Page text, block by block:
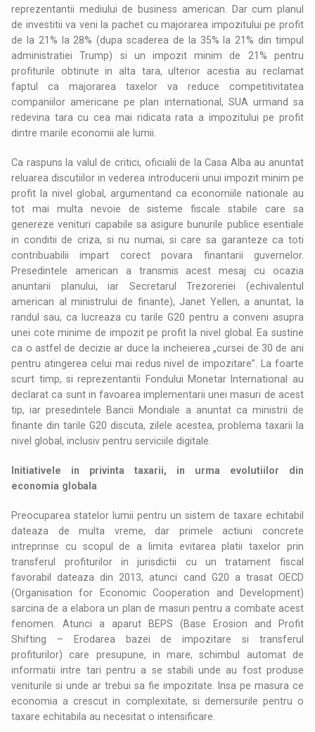
reprezentantii mediului de business american. Dar cum planul
de investitii va veni la pachet cu majorarea impozitului pe profit
de la 21% la 28% (dupa scaderea de la 35% la 21% din timpul
administratiei Trump) si un impozit minim de 21% pentru
profiturile obtinute in alta tara, ulterior acestia au reclamat
faptul ca majorarea taxelor va reduce competitivitatea
companiilor americane pe plan international, SUA urmand sa
redevina tara cu cea mai ridicata rata a impozitului pe profit
dintre marile economii ale lumii.
Ca raspuns la valul de critici, oficialii de la Casa Alba au anuntat
reluarea discutiilor in vederea introducerii unui impozit minim pe
profit la nivel global, argumentand ca economiile nationale au
tot mai multa nevoie de sisteme fiscale stabile care sa
genereze venituri capabile sa asigure bunurile publice esentiale
in conditii de criza, si nu numai, si care sa garanteze ca toti
contribuabilii impart corect povara finantarii guvernelor.
Presedintele american a transmis acest mesaj cu ocazia
anuntarii planului, iar Secretarul Trezoreriei (echivalentul
american al ministrului de finante), Janet Yellen, a anuntat, la
randul sau, ca lucreaza cu tarile G20 pentru a conveni asupra
unei cote minime de impozit pe profit la nivel global. Ea sustine
ca o astfel de decizie ar duce la incheierea „cursei de 30 de ani
pentru atingerea celui mai redus nivel de impozitare”. La foarte
scurt timp, si reprezentantii Fondului Monetar International au
declarat ca sunt in favoarea implementarii unei masuri de acest
tip, iar presedintele Bancii Mondiale a anuntat ca ministrii de
finante din tarile G20 discuta, zilele acestea, problema taxarii la
nivel global, inclusiv pentru serviciile digitale.
Initiativele in privinta taxarii, in urma evolutiilor din
economia globala
Preocuparea statelor lumii pentru un sistem de taxare echitabil
dateaza de multa vreme, dar primele actiuni concrete
intreprinse cu scopul de a limita evitarea platii taxelor prin
transferul profiturilor in jurisdictii cu un tratament fiscal
favorabil dateaza din 2013, atunci cand G20 a trasat OECD
(Organisation for Economic Cooperation and Development)
sarcina de a elabora un plan de masuri pentru a combate acest
fenomen. Atunci a aparut BEPS (Base Erosion and Profit
Shifting – Erodarea bazei de impozitare si transferul
profiturilor) care presupune, in mare, schimbul automat de
informatii intre tari pentru a se stabili unde au fost produse
veniturile si unde ar trebui sa fie impozitate. Insa pe masura ce
economia a crescut in complexitate, si demersurile pentru o
taxare echitabila au necesitat o intensificare.